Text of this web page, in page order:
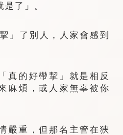
了」。
了別人，人家會感到
的好帶挈」就是相反
麻煩，或人家無辜被你
重，但那名主管在狹